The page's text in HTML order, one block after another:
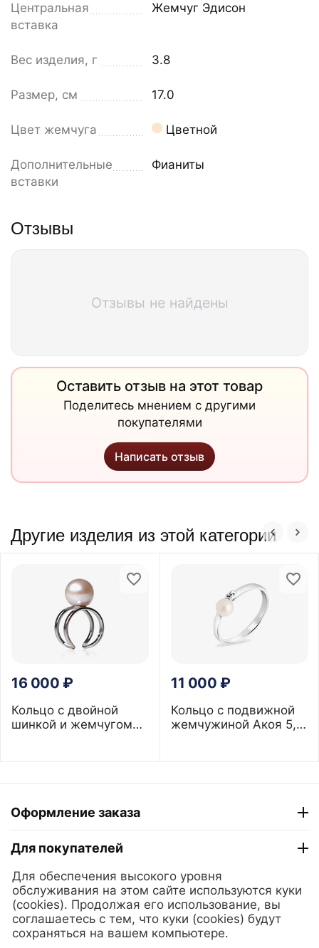
Центральная
вставка
Жемчуг Эдисон
Вес изделия, г 3.8
Размер, см 17.0
Цвет жемчуга Цветной
Дополнительные
вставки
Фианиты
Отзывы
Отзывы не найдены
Оставить отзыв на этот товар
Поделитесь мнением с другими
покупателями
Написать отзыв
Другие изделия из этой категории
16 000₽
Кольцо с двойной
шинкой и жемчугом
11 000₽
Кольцо с подвижной
жемчужиной Акоя 5,5
Оформление заказа
Для покупателей
ТГ "Модный Сезон"
© 2025 Lerian. Ювелирные украшения из золота и серебра
с жемчугом.
Для обеспечения высокого уровня
обслуживания на этом сайте используются куки
(cookies). Продолжая его использование, вы
соглашаетесь с тем, что куки (cookies) будут
сохраняться на вашем компьютере.